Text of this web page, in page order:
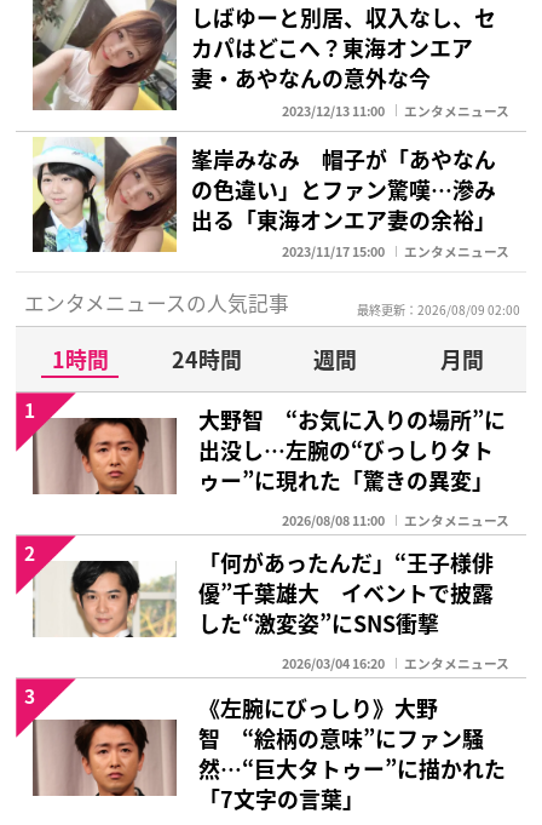
しばゆーと別居、収入なし、セ
カパはどこへ？東海オンエア
妻・あやなんの意外な今
2023/12/13 11:00 エンタメニュース
峯岸みなみ 帽子が「あやなん
の色違い」とファン驚嘆…滲み
出る「東海オンエア妻の余裕」
2023/11/17 15:00 エンタメニュース
エンタメニュースの人気記事 最終更新：2026/08/09 02:00
1時間 24時間 週間
月間
大野智 “お気に入りの場所”に
出没し…左腕の“びっしりタト
ゥー”に現れた「驚きの異変」
2026/08/08 11:00 エンタメニュース
1
「何があったんだ」“王子様俳
優”千葉雄大 イベントで披露
した“激変姿”にSNS衝撃
2026/03/04 16:20 エンタメニュース
2
《左腕にびっしり》大野
智 “絵柄の意味”にファン騒
然…“巨大タトゥー”に描かれた
「7文字の言葉」
3